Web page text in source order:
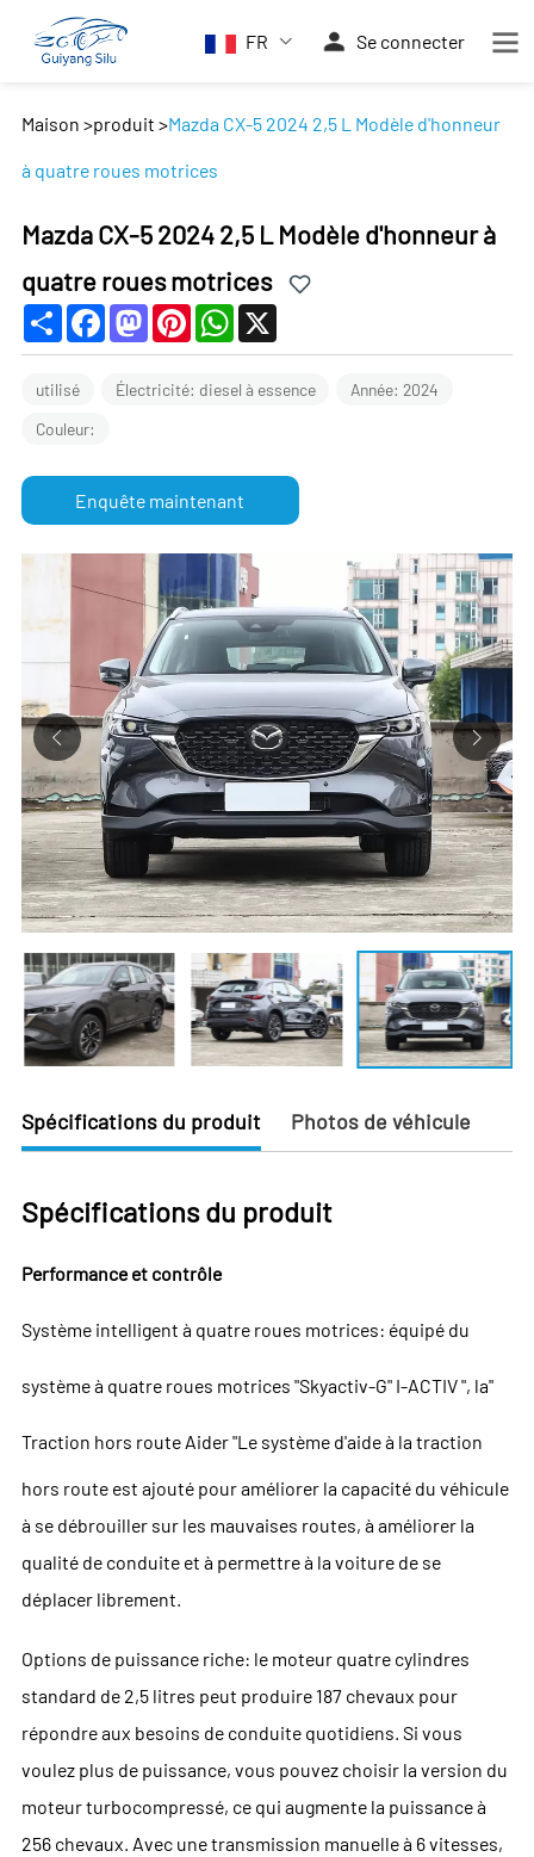
FR Se connecter
Maison >produit >Mazda CX-5 2024 2,5 L Modèle d'honneur
à quatre roues motrices
Mazda CX-5 2024 2,5 L Modèle d'honneur à
quatre roues motrices
ShareFacebookMastodonPinterestWhatsApp
X
utilisé Électricité: diesel à essence
Année: 2024
Couleur:
Enquête maintenant
Spécifications du produit Photos de véhicule
Spécifications du produit
Performance et contrôle
Système intelligent à quatre roues motrices: équipé du
système à quatre roues motrices "Skyactiv-G" I-ACTIV ", la"
Traction hors routeAider "Le système d'aide à la traction
hors route est ajouté pour améliorer la capacité du véhicule
à se débrouiller sur les mauvaises routes, à améliorer la
qualité de conduite et à permettre à la voiture de se
déplacer librement.
Options de puissance riche: le moteur quatre cylindres
standard de 2,5 litres peut produire 187 chevaux pour
répondre aux besoins de conduite quotidiens. Si vous
voulez plus de puissance, vous pouvez choisir la version du
moteur turbocompressé, ce qui augmente la puissance à
256 chevaux. Avec une transmission manuelle à 6 vitesses,